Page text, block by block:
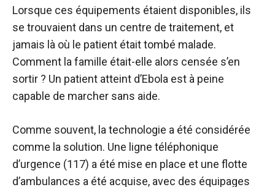
Lorsque ces équipements étaient disponibles, ils
se trouvaient dans un centre de traitement, et
jamais là où le patient était tombé malade.
Comment la famille était-elle alors censée s’en
sortir ? Un patient atteint d’Ebola est à peine
capable de marcher sans aide.
Comme souvent, la technologie a été considérée
comme la solution. Une ligne téléphonique
d’urgence (117) a été mise en place et une flotte
d’ambulances a été acquise, avec des équipages